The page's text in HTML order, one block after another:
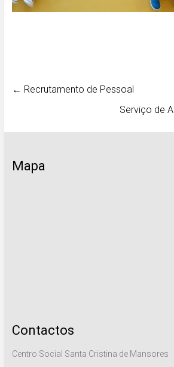
← Recrutamento de Pessoal
Serviço de
Mapa
Contactos
Centro Social Santa Cristina de Mansores